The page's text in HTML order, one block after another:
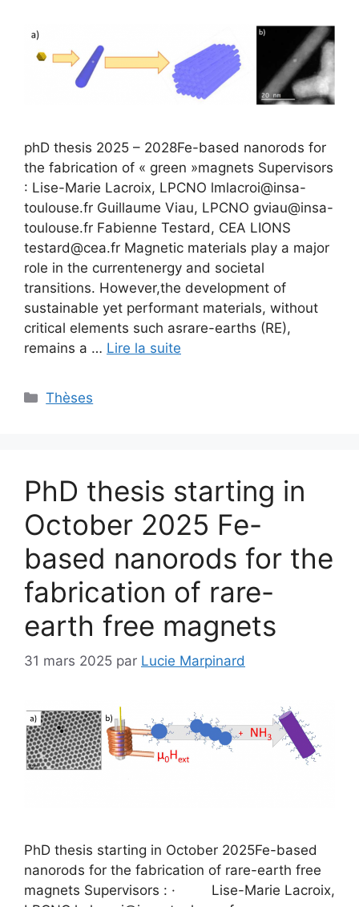
phD thesis 2025 – 2028Fe-based nanorods for
the fabrication of « green »magnets Supervisors
: Lise-Marie Lacroix, LPCNO lmlacroi@insa-
toulouse.fr Guillaume Viau, LPCNO gviau@insa-
toulouse.fr Fabienne Testard, CEA LIONS
testard@cea.fr Magnetic materials play a major
role in the currentenergy and societal
transitions. However,the development of
sustainable yet performant materials, without
critical elements such asrare-earths (RE),
remains a … Lire la suite
Thèses
PhD thesis starting in
October 2025 Fe-
based nanorods for the
fabrication of rare-
earth free magnets
31 mars 2025 par Lucie Marpinard
PhD thesis starting in October 2025Fe-based
nanorods for the fabrication of rare-earth free
magnets Supervisors : · Lise-Marie Lacroix,